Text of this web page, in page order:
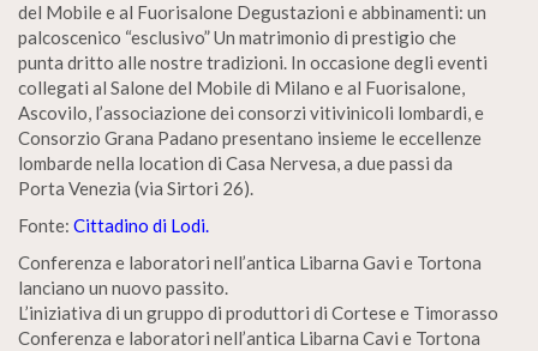
del Mobile e al Fuorisalone Degustazioni e abbinamenti: un
palcoscenico “esclusivo” Un matrimonio di prestigio che
punta dritto alle nostre tradizioni. In occasione degli eventi
collegati al Salone del Mobile di Milano e al Fuorisalone,
Ascovilo, l’associazione dei consorzi vitivinicoli lombardi, e
Consorzio Grana Padano presentano insieme le eccellenze
lombarde nella location di Casa Nervesa, a due passi da
Porta Venezia (via Sirtori 26).
Fonte: Cittadino di Lodi.
Conferenza e laboratori nell’antica Libarna Gavi e Tortona
lanciano un nuovo passito.
L’iniziativa di un gruppo di produttori di Cortese e Timorasso
Conferenza e laboratori nell’antica Libarna Cavi e Tortona